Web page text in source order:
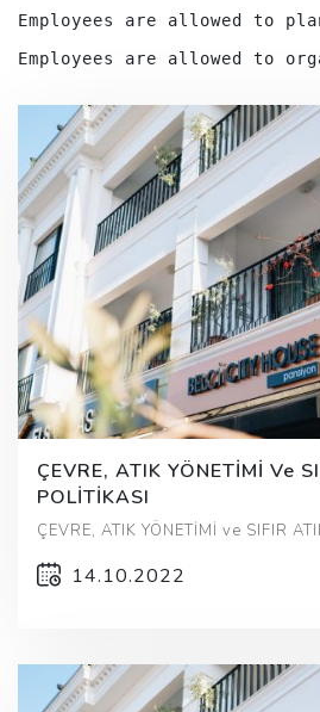
Employees are allowed to
Employees are allowed to
ÇEVRE, ATIK YÖNETİMİ Ve
POLİTİKASI
ÇEVRE, ATIK YÖNETİMİ ve SIFIR
14.10.2022